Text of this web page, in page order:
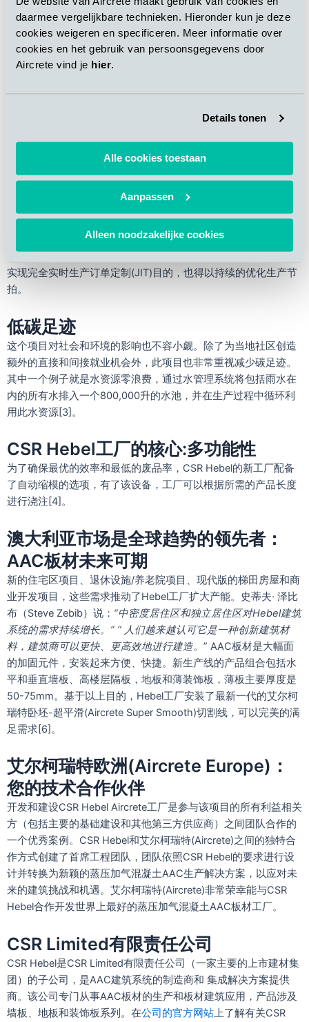
daarmee vergelijkbare technieken. Hieronder kun je deze
cookies weigeren en specificeren. Meer informatie over
cookies en het gebruik van persoonsgegevens door
Aircrete vind je hier.
Details tonen
Alle cookies toestaan
Aanpassen
Alleen noodzakelijke cookies
在卸货区，熟坯被自动堆叠并放置在包装线上，堆叠销被自动移
除。在后处理锯切区域中，釜后切槽冼削和锯切工具可在成品上
自定义勾勒轮廓和图案。为了获得最高的切槽精度和质量，在熟
坯阶段执行榫槽剖析。该区域中产生的所有粉尘和余料都将在生
产工序中被回收，从而以最高的运行效率实现最低的废品率。
新的CSR Hebel工厂的高级自动化和创新是在非常复杂的控制系
统的支持下完成的，该系统完美地将所有生产区域（无论设备供
应商如何）集成到一个单一的工厂控制平台中，最新一代的工厂
自动化可以更有效地利用原材料，提高安全性，减少停机次数，
实现完全实时生产订单定制(JIT)目的，也得以持续的优化生产节
拍。
低碳足迹
这个项目对社会和环境的影响也不容小觑。除了为当地社区创造
额外的直接和间接就业机会外，此项目也非常重视减少碳足迹。
其中一个例子就是水资源零浪费，通过水管理系统将包括雨水在
内的所有水排入一个800,000升的水池，并在生产过程中循环利
用此水资源[3]。
CSR Hebel工厂的核心:多功能性
为了确保最优的效率和最低的废品率，CSR Hebel的新工厂配备
了自动缩模的选项，有了该设备，工厂可以根据所需的产品长度
进行浇注[4]。
澳大利亚市场是全球趋势的领先者：
AAC板材未来可期
新的住宅区项目、退休设施/养老院项目、现代版的梯田房屋和商
业开发项目，这些需求推动了Hebel工厂扩大产能。史蒂夫· 泽比
布（Steve Zebib）说： “中密度居住区和独立居住区对Hebel建筑
系统的需求持续增长。 ” “ 人们越来越认可它是一种创新建筑材
料，建筑商可以更快、更高效地进行建造。 ” AAC板材是大幅面
的加固元件，安装起来方便、快捷。新生产线的产品组合包括水
平和垂直墙板、高楼层隔板，地板和薄装饰板，薄板主要厚度是
50-75mm。基于以上目的，Hebel工厂安装了最新一代的艾尔柯
瑞特卧坯-超平滑(Aircrete Super Smooth)切割线，可以完美的满
足需求[6]。
艾尔柯瑞特欧洲(Aircrete Europe)：
您的技术合作伙伴
开发和建设CSR Hebel Aircrete工厂是参与该项目的所有利益相关
方（包括主要的基础建设和其他第三方供应商）之间团队合作的
一个优秀案例。CSR Hebel和艾尔柯瑞特(Aircrete)之间的独特合
作方式创建了首席工程团队，团队依照CSR Hebel的要求进行设
计并转换为新颖的蒸压加气混凝土AAC生产解决方案，以应对未
来的建筑挑战和机遇。艾尔柯瑞特(Aircrete)非常荣幸能与CSR
Hebel合作开发世界上最好的蒸压加气混凝土AAC板材工厂。
CSR Limited有限责任公司
CSR Hebel是CSR Limited有限责任公司（一家主要的上市建材集
团）的子公司，是AAC建筑系统的制造商和 集成解决方案提供
商。该公司专门从事AAC板材的生产和板材建筑应用，产品涉及
墙板、地板和装饰板系列。在公司的官方网站上了解有关CSR